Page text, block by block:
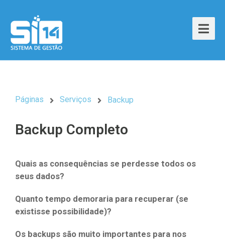
Páginas Serviços Backup
Backup Completo
Quais as consequências se perdesse todos os
seus dados?
Quanto tempo demoraria para recuperar (se
existisse possibilidade)?
Os backups são muito importantes para nos